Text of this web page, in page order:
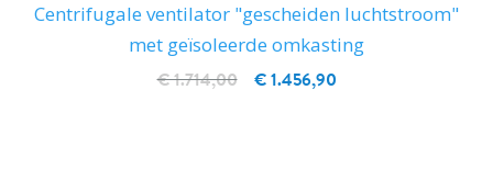
Centrifugale ventilator "gescheiden luchtstroom"
met geïsoleerde omkasting
€ 1.456,90
€ 1.714,00